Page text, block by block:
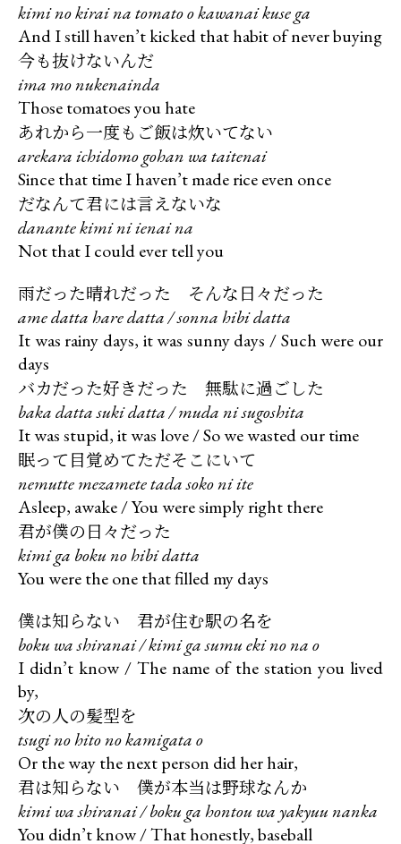
kimi no kirai na tomato o kawanai kuse ga
今も抜けないんだ
ima mo nukenainda
あれから一度もご飯は炊いてない
arekara ichidomo gohan wa taitenai
だなんて君には言えないな
danante kimi ni ienai na
Not that I could ever tell you
雨だった晴れだった そんな日々だった
ame datta hare datta / sonna hibi datta
It was rainy days, it was sunny days / Such were our
バカだった好きだった 無駄に過ごした
baka datta suki datta / muda ni sugoshita
眠って目覚めてただそこにいて
nemutte mezamete tada soko ni ite
君が僕の日々だった
kimi ga boku no hibi datta
You were the one that filled my days
僕は知らない 君が住む駅の名を
boku wa shiranai / kimi ga sumu eki no na o
I didn’t know / The name of the station you lived
次の人の髪型を
tsugi no hito no kamigata o
君は知らない 僕が本当は野球なんか
kimi wa shiranai / boku ga hontou wa yakyuu nanka